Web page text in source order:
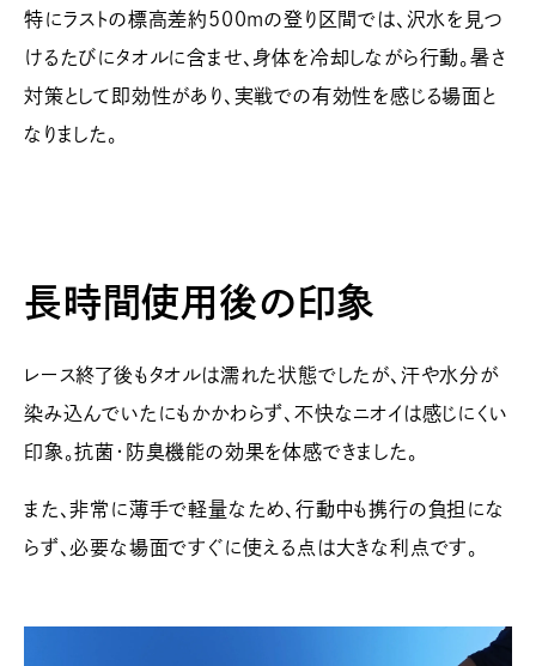
特にラストの標高差約500mの登り区間では、沢水を見つ
けるたびにタオルに含ませ、身体を冷却しながら行動。暑さ
対策として即効性があり、実戦での有効性を感じる場面と
なりました。
長時間使用後の印象
レース終了後もタオルは濡れた状態でしたが、汗や水分が
染み込んでいたにもかかわらず、不快なニオイは感じにくい
印象。抗菌・防臭機能の効果を体感できました。
また、非常に薄手で軽量なため、行動中も携行の負担にな
らず、必要な場面ですぐに使える点は大きな利点です。